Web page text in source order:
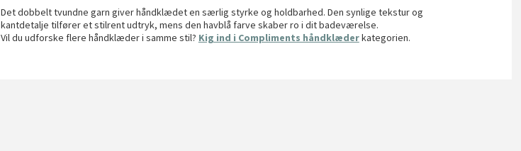
Det dobbelt tvundne garn giver håndklædet en særlig styrke og holdbarhed. Den synlige tekstur og
kantdetalje tilfører et stilrent udtryk, mens den havblå farve skaber ro i dit badeværelse.
Vil du udforske flere håndklæder i samme stil? Kig ind i Compliments håndklæderkategorien.